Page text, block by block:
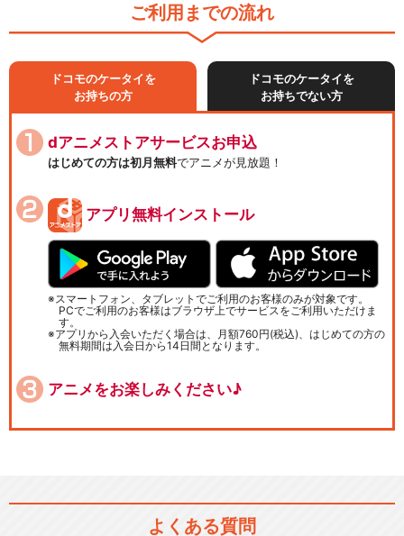
ご利用までの流れ
ドコモのケータイを
お持ちの方
ドコモのケータイを
お持ちでない方
dアニメストアサービスお申込
はじめての方は初月無料でアニメが見放題！
アプリ無料インストール
スマートフォン、タブレットでご利用のお客様のみが対象です。
PCでご利用のお客様はブラウザ上でサービスをご利用いただけま
す。
アプリから入会いただく場合は、月額760円(税込)、はじめての方の
無料期間は入会日から14日間となります。
アニメをお楽しみください♪
よくある質問